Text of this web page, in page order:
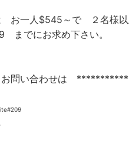
お一人$545～で ２名様以
でにお求め下さい。
問い合わせは